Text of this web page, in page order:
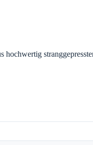
hochwertig